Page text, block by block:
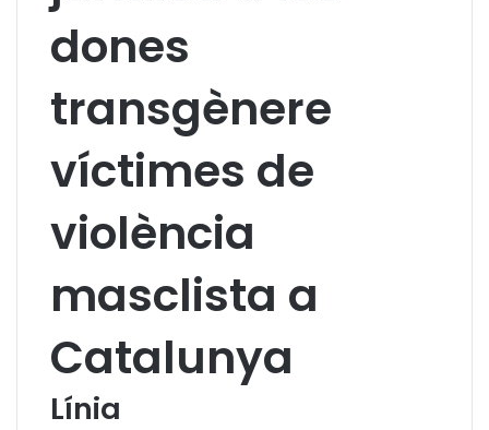
dones
transgènere
víctimes de
violència
masclista a
Catalunya
Línia